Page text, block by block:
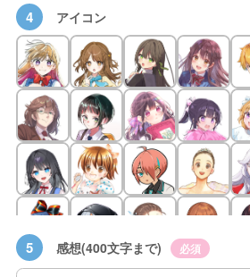
4 アイコン
5 感想(400文字まで) 必須